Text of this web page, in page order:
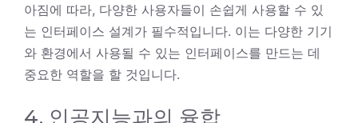
아짐에 따라, 다양한 사용자들이 손쉽게 사용할 수 있
는 인터페이스 설계가 필수적입니다. 이는 다양한 기기
와 환경에서 사용될 수 있는 인터페이스를 만드는 데
중요한 역할을 할 것입니다.
4. 인공지능과의 융합